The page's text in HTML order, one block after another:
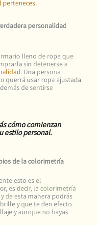
perteneces.
personalidad
lleno de ropa que
sin detenerse a
. Una persona
querrá usar ropa ajustada
de sentirse
cómo comienzan
estilo personal.
de la colorimetría
esto es el
es decir, la colorimetría
de esta manera podrás
y que te den efecto
y aunque no hayas